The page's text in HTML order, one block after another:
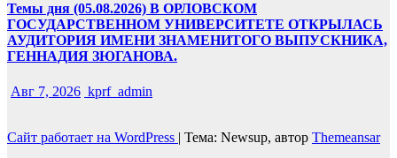
Темы дня (05.08.2026) В ОРЛОВСКОМ
ГОСУДАРСТВЕННОМ УНИВЕРСИТЕТЕ ОТКРЫЛАСЬ
АУДИТОРИЯ ИМЕНИ ЗНАМЕНИТОГО ВЫПУСКНИКА,
ГЕННАДИЯ ЗЮГАНОВА.
Авг 7, 2026 kprf_admin
Сайт работает на WordPress | Тема: Newsup, автор Themeansar